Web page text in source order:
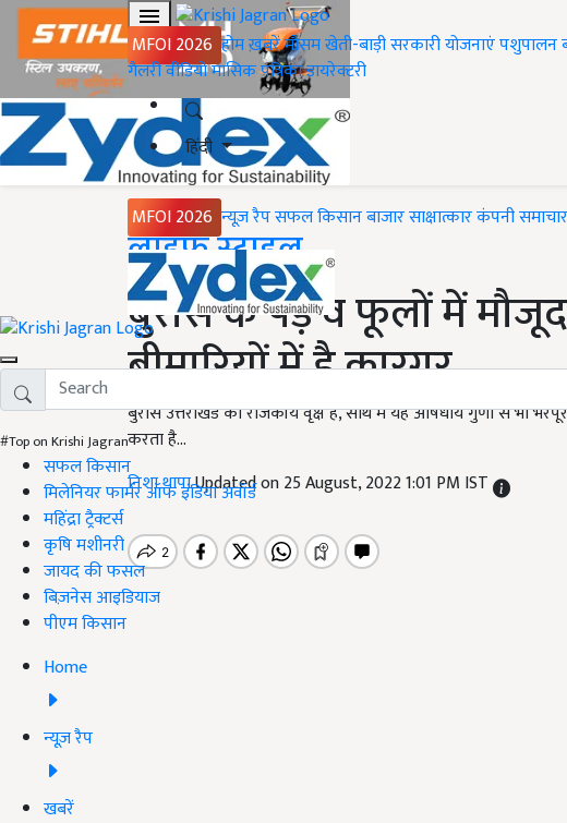
MFOI 2026 होमख़बरेंमौसमखेती-बाड़ीसरकारी योजनाएंपशुपालन
गैलरीवीडियोमासिक पत्रिकाडायरेक्टरी
हिंदी
MFOI 2026 न्यूज़ रैपसफल किसानबाजारसाक्षात्कारकंपनी समाचार
#Top on Krishi Jagran
सफल किसान
मिलेनियर फार्मर ऑफ इंडिया अवॉर्ड
महिंद्रा ट्रैक्टर्स
कृषि मशीनरी
जायद की फसल
बिज़नेस आइडियाज
पीएम किसान
Home
न्यूज़ रैप
खबरें
Home
लाइफ स्टाइल
बुरांस के पेड़ व फूलों में
बीमारियों में है कारगर
बुरांस उत्तराखंड का राजकीय वृक्ष है, साथ में यह औषधीय गुणों से भी
करता है...
निशा थापाUpdated on 25 August, 2022 1:01 PM IST